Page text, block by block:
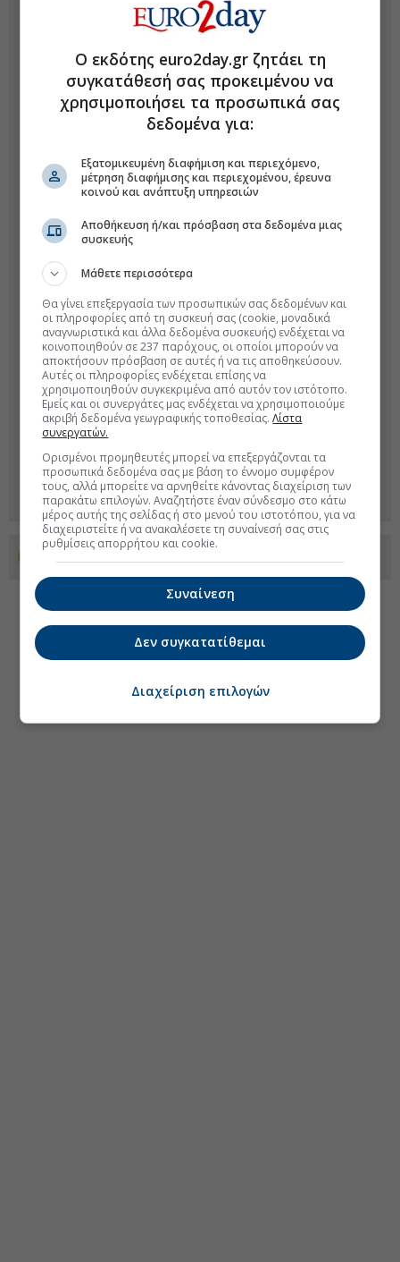
Ο εκδότης euro2day.gr ζητάει τη
συγκατάθεσή σας προκειμένου να
χρησιμοποιήσει τα προσωπικά σας
δεδομένα για:
Εξατομικευμένη διαφήμιση και περιεχόμενο,
μέτρηση διαφήμισης και περιεχομένου, έρευνα
κοινού και ανάπτυξη υπηρεσιών
Αποθήκευση ή/και πρόσβαση στα δεδομένα μιας
συσκευής
Μάθετε περισσότερα
Θα γίνει επεξεργασία των προσωπικών σας δεδομένων και
οι πληροφορίες από τη συσκευή σας (cookie, μοναδικά
αναγνωριστικά και άλλα δεδομένα συσκευής) ενδέχεται να
κοινοποιηθούν σε 237 παρόχους, οι οποίοι μπορούν να
αποκτήσουν πρόσβαση σε αυτές ή να τις αποθηκεύσουν.
Αυτές οι πληροφορίες ενδέχεται επίσης να
χρησιμοποιηθούν συγκεκριμένα από αυτόν τον ιστότοπο.
Εμείς και οι συνεργάτες μας ενδέχεται να χρησιμοποιούμε
ακριβή δεδομένα γεωγραφικής τοποθεσίας.Λίστα
συνεργατών.
Ορισμένοι προμηθευτές μπορεί να επεξεργάζονται τα
προσωπικά δεδομένα σας με βάση το έννομο συμφέρον
τους, αλλά μπορείτε να αρνηθείτε κάνοντας διαχείριση των
παρακάτω επιλογών. Αναζητήστε έναν σύνδεσμο στο κάτω
μέρος αυτής της σελίδας ή στο μενού του ιστοτόπου, για να
διαχειριστείτε ή να ανακαλέσετε τη συναίνεσή σας στις
ρυθμίσεις απορρήτου και cookie.
Συναίνεση
Δεν συγκατατίθεμαι
Διαχείριση επιλογών